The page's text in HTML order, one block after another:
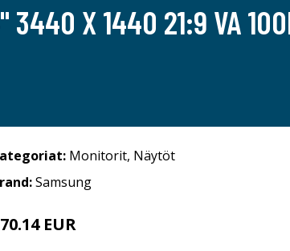
3440 X 1440 21:9 VA
Monitorit, Näytöt
Samsung
EUR